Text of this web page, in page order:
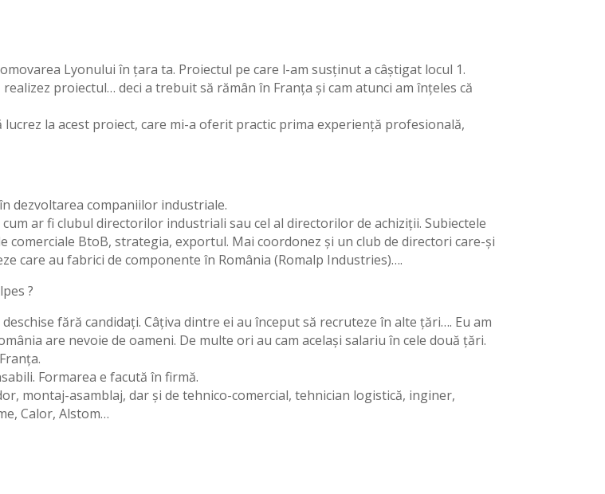
Lyonului în țara ta. Proiectul pe care l-am susținut a câștigat locul 1.
proiectul… deci a trebuit să rămân în Franța și cam atunci am înțeles că
la acest proiect, care mi-a oferit practic prima experiență profesională,
dezvoltarea companiilor industriale.
ar fi clubul directorilor industriali sau cel al directorilor de achiziții. Subiectele
BtoB, strategia, exportul. Mai coordonez și un club de directori care-și
care au fabrici de componente în România (Romalp Industries)….
?
fără candidați. Câțiva dintre ei au început să recruteze în alte țări…. Eu am
are nevoie de oameni. De multe ori au cam același salariu în cele două țări.
Formarea e facută în firmă.
montaj-asamblaj, dar și de tehnico-comercial, tehnician logistică, inginer,
Calor, Alstom…